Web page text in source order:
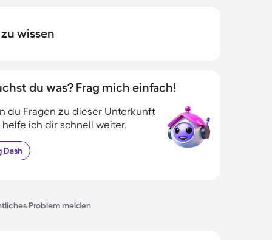
wissen
du was? Frag mich einfach!
du Fragen zu dieser Unterkunft
helfe ich dir schnell weiter.
Dash
Problem melden